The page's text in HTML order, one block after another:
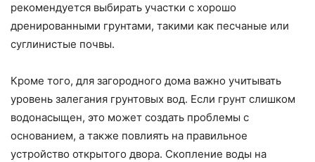
рекомендуется выбирать участки с хорошо
дренированными грунтами, такими как песчаные или
суглинистые почвы.
Кроме того, для загородного дома важно учитывать
уровень залегания грунтовых вод. Если грунт слишком
водонасыщен, это может создать проблемы с
основанием, а также повлиять на правильное
устройство открытого двора. Скопление воды на